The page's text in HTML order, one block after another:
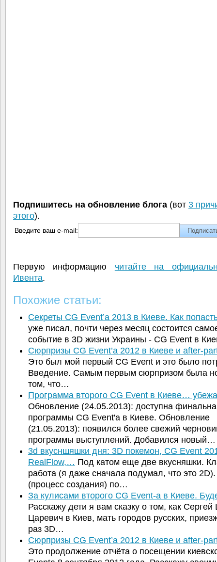
Подпишитесь на обновление блога (вот 3
этого).
Введите ваш e-mail:
Первую информацию читайте на
Ивента.
Похожие статьи:
Секреты CG Event’а 2013 в Киеве. Как
уже писал, почти через месяц состоится
событие в 3D жизни Украины - CG Event в
Сюрпризы CG Event’а 2012 в Киеве и after-
Это был мой первый CG Event и это было
Введение. Самым первым сюрпризом была
том, что…
Программа второго CG Event в Киеве…
Обновление (24.05.2013): доступна
программы CG Event'а в Киеве. Обновление
(21.05.2013): появился более свежий
программы выступлений. Добавился новый…
3d вкусншяшки дня: 3D покемон, CG Event
RealFlow,… Под катом еще две вкусняшки.
работа (я даже сначала подумал, что это
(процесс создания) по…
За кулисами второго CG Event-а в Киеве.
Расскажу дети я вам сказку о том, как
Царевич в Киев, мать городов русских,
раз 3D…
Сюрпризы CG Event’а 2012 в Киеве и after-
Это продолжение отчёта о посещении